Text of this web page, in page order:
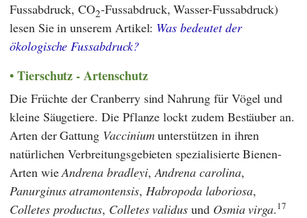
Fussabdruck, CO2-Fussabdruck, Wasser-Fussabdruck)
lesen Sie in unserem Artikel: Was bedeutet der
ökologische Fussabdruck?
Tierschutz - Artenschutz
Die Früchte der Cranberry sind Nahrung für Vögel und
kleine Säugetiere. Die Pflanze lockt zudem Bestäuber an.
Arten der Gattung Vacciniumunterstützen in ihren
natürlichen Verbreitungsgebieten spezialisierte Bienen-
Arten wieAndrena bradleyi, Andrena carolina,
Panurginus atramontensis, Habropoda laboriosa,
Colletes productus, Colletes validus und Osmia virga.17